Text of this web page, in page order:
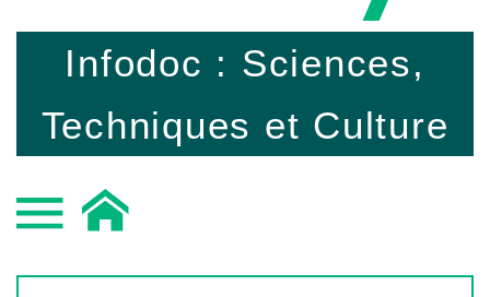
Infodoc : Sciences,
Techniques et Culture